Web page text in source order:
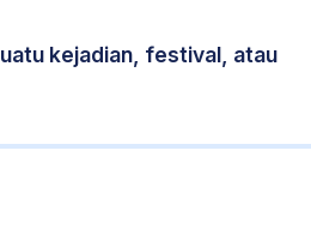
kejadian, festival, atau